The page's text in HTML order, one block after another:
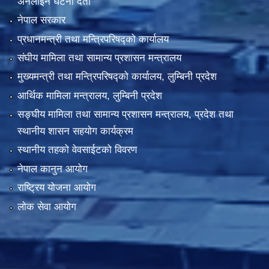
नेपाल सरकार
प्रधानमन्त्री तथा मन्त्रिपरिषद्को कार्यालय
संघीय मामिला तथा सामान्य प्रशासन मन्त्रालय
मुख्यमन्त्री तथा मन्त्रिपरिषद्को कार्यालय, लुम्बिनी प्रदेश
आर्थिक मामिला मन्त्रालय, लुम्बिनी प्रदेश
सङ्घीय मामिला तथा सामान्य प्रशासन मन्त्रालय, प्रदेश तथा
स्थानीय शासन सहयोग कार्यक्रम
स्थानीय तहको वेवसाईटको विवरण
नेपाल कानुन आयोग
राष्ट्रिय योजना आयोग
लोक सेवा आयोग